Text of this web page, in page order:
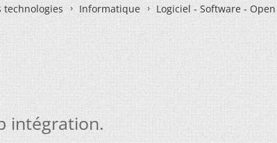
Informatique
Logiciel - Software -
intégration.